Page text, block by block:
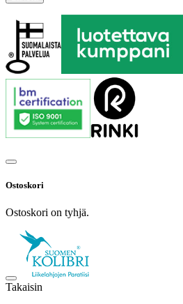
Ostoskori
Ostoskori on tyhjä.
Takaisin